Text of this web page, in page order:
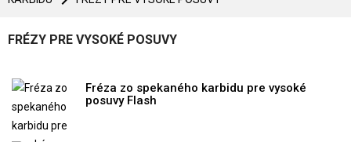
FRÉZY PRE VYSOKÉ POSUVY
Fréza zo spekaného karbidu pre vysoké
posuvy Flash